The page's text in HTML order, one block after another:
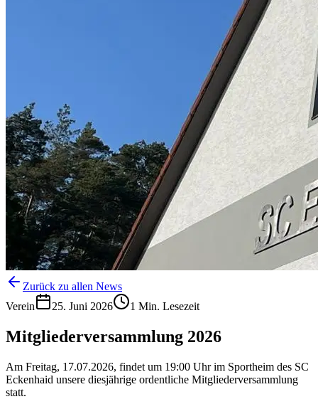
Zurück zu allen News
Verein
25. Juni 2026 1 Min. Lesezeit
Mitgliederversammlung 2026
Am Freitag, 17.07.2026, findet um 19:00 Uhr im Sportheim des SC
Eckenhaid unsere diesjährige ordentliche Mitgliederversammlung
statt.